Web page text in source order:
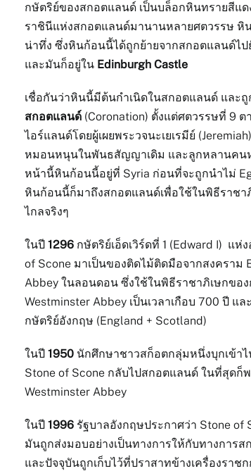
กษัตริย์ของสกอตแลนด์ เป็นบล็อกหินทรายสีแ
ราชินีแห่งสกอตแลนด์มานานหลายศตวรรษ หิ
น่าทึ่ง ซึ่งหินก้อนนี้ได้ถูกย้ายจากสกอตแลนด์ไ
และมันก็อยู่ใน Edinburgh Castle
เชื่อกันว่าหินนี้มีต้นกำเนิดในสกอตแลนด์ และถู
สกอตแลนด์(Coronation) ตั้งแต่ศตวรรษที่ 9
ไอร์แลนด์โดยผู้เผยพระวจนะเยเรมีย์
หมอนหนุนในพันธสัญญาเดิม และลูกหลานคน
หน้านี้หินก้อนนี้อยู่ที่ Syria ก่อนที่จะถูกนำไม่
หินก้อนนี้ก็มาถึงสกอตแลนด์เพื่อใช้ในพิธีราชา
ไกลจริงๆ
ในปี 1296 กษัตริย์เอ็ดเวิร์ดที่ 1 (Edward I) แ
of Scone มาเป็นของติดไม้ติดมือจากสงคราม
Abbey ในลอนดอน ซึ่งใช้ในพิธีราชาภิเษกขอ
Westminster Abbey เป็นเวลาเกือบ 700 ปี
กษัตริย์อังกฤษ (England + Scotland)
ในปี 1950 นักศึกษาชาวสก็อตกลุ่มหนึ่งบุกเข้า
Stone of Scone กลับไปสกอตแลนด์ ในที่สุด
Westminster Abbey
ในปี 1996 รัฐบาลอังกฤษประกาศว่า Stone of
มันถูกส่งมอบอย่างเป็นทางการให้กับทางการ
และปัจจุบันถูกเก็บไว้ที่ปราสาทข้างเครื่องรา